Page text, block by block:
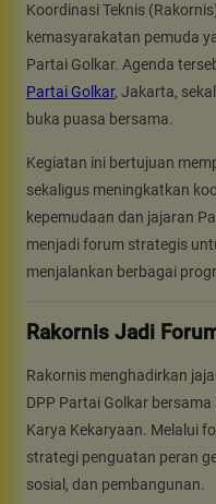
Koordinasi Teknis
kemasyarakatan pemuda
Partai Golkar. Agenda
Partai Golkar, Jakarta,
buka puasa bersama.
Kegiatan ini bertujuan
sekaligus meningkatkan
kepemudaan dan jajaran
menjadi forum strategis
menjalankan berbagai
Rakornis Jadi
Rakornis menghadirkan
DPP Partai Golkar
Karya Kekaryaan. Melalui
strategi penguatan peran
sosial, dan pembangunan.